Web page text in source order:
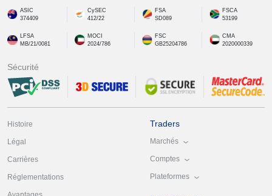
ASIC
374409
CySEC
412/22
FSA
SD089
FSCA
53199
LFSA
MB/21/0081
MOCI
2024/786
FSC
GB25204786
CMA
2020000339
Sécurité
Histoire
Légal
Carrières
Réglementations
Traders
Marchés
Comptes
Plateformes